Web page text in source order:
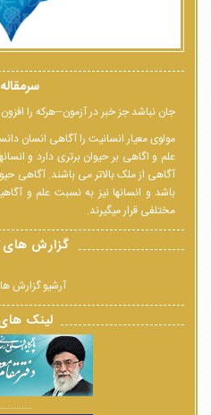
جان نباشد جز خبر در آزمون--هرکه را
مولوی معیار انسانیت را آگاهی انسان
علم و اگاهی بر حیوان برتری دارد و
آگاهی از ملک بالاتر می باشند. آگاهی
باشد و انسانها نیز به نسبت علم و
مختلفی قرار میگیرند.
گزارش
آرشیو گزارش
لینک